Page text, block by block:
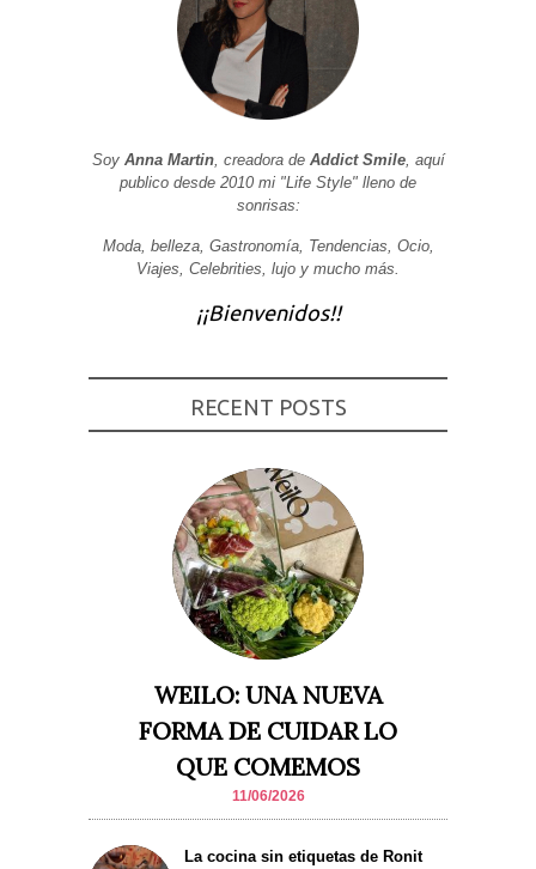
Soy Anna Martin, creadora de Addict Smile, aquí
publico desde 2010 mi "Life Style" lleno de
sonrisas:
Moda, belleza, Gastronomía, Tendencias, Ocio,
Viajes, Celebrities, lujo y mucho más.
¡¡Bienvenidos!!
RECENT POSTS
WEILO: UNA NUEVA
FORMA DE CUIDAR LO
QUE COMEMOS
11/06/2026
La cocina sin etiquetas de Ronit
se usa la
Experiencia